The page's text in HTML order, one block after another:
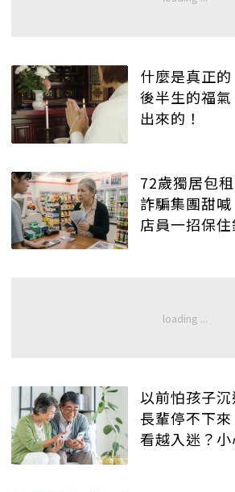
什麼是真正
後半生的福氣
出來的！
72歲獨居包
詐騙集團甜喊
店員一招保住
以前怕孩子
長輩停不下
看越入迷？